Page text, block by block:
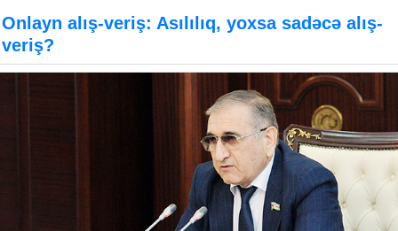
Onlayn alış-veriş: Asılılıq, yoxsa sadəcə alış-
veriş?